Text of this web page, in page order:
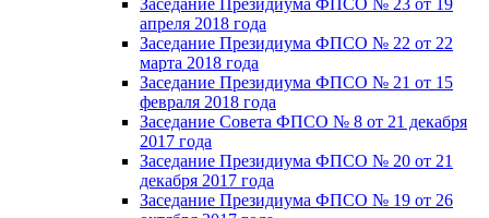
апреля 2018 года
Заседание Президиума ФПСО № 22 от 22
марта 2018 года
Заседание Президиума ФПСО № 21 от 15
февраля 2018 года
Заседание Совета ФПСО № 8 от 21 декабря
2017 года
Заседание Президиума ФПСО № 20 от 21
декабря 2017 года
Заседание Президиума ФПСО № 19 от 26